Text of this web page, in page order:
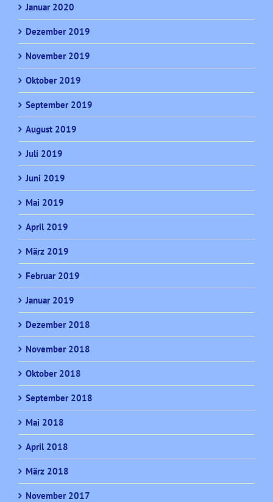
Januar 2020
Dezember 2019
November 2019
Oktober 2019
September 2019
August 2019
Juli 2019
Juni 2019
Mai 2019
April 2019
März 2019
Februar 2019
Januar 2019
Dezember 2018
November 2018
Oktober 2018
September 2018
Mai 2018
April 2018
März 2018
November 2017